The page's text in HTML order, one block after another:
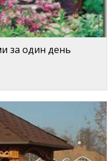
за один день